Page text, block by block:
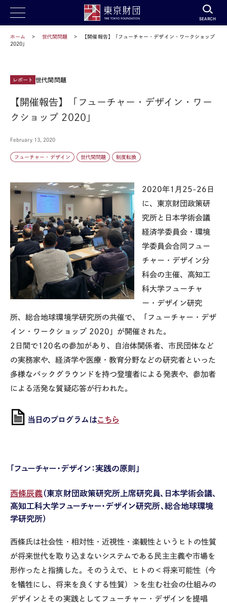
SEARCH
ホーム 世代間問題
【開催報告】「フューチャー・デザイン・ワークショップ
2020」
レポート 世代間問題
【開催報告】「フューチャー・デザイン・ワー
クショップ 2020」
February 13, 2020
フューチャー・デザイン 世代間問題 制度転換
2020年1月25-26日
に、 東京財団政策研
究所と日本学術会議
経済学委員会・環境
学委員会合同フュー
チャー・デザイン分
科会の主催、高知工
科大学フューチャ
ー・デザイン研究
所、総合地球環境学研究所の共催で、「フューチャー・デザ
イン・ワークショップ 2020」が開催された。
2 日間で120名の参加があり、自治体関係者、市民団体など
の実務家や、経済学や医療・教育分野などの研究者といった
多様なバックグラウンドを持つ登壇者による発表や、参加者
による活発な質疑応答が行われた。
当日のプログラムはこちら
「フューチャー・デザイン：実践の原則」
西條辰義（東京財団政策研究所上席研究員、日本学術会議、
高知工科大学フューチャー・デザイン研究所、総合地球環境
学研究所）
西條氏は社会性・相対性・近視性・楽観性というヒトの性質
が将来世代を取り込まないシステムである民主主義や市場を
形作ったと指摘した。そのうえで、ヒトの＜将来可能性（今
を犠牲にし、将来を良くする性質）＞を生む社会の仕組みの
デザインとその実践としてフューチャー・デザインを提唱